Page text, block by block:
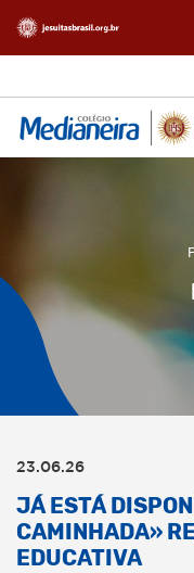
23.06.26
JÁ ESTÁ
CAMINHADA»
EDUCATIVA